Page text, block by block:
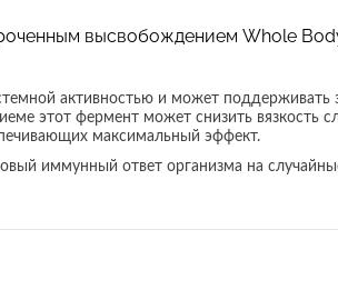
высвобождением Whole
активностью и может
этот фермент может снизить вязкость
максимальный эффект.
иммунный ответ организма на